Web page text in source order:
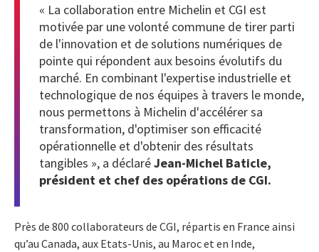
« La collaboration entre Michelin et CGI est
motivée par une volonté commune de tirer parti
de l'innovation et de solutions numériques de
pointe qui répondent aux besoins évolutifs du
marché. En combinant l'expertise industrielle et
technologique de nos équipes à travers le monde,
nous permettons à Michelin d'accélérer sa
transformation, d'optimiser son efficacité
opérationnelle et d'obtenir des résultats
tangibles », a déclaréJean-Michel Baticle,
président et chef des opérations de CGI.
Près de 800 collaborateurs de CGI, répartis en France ainsi
qu’au Canada, aux Etats-Unis, au Maroc et en Inde,